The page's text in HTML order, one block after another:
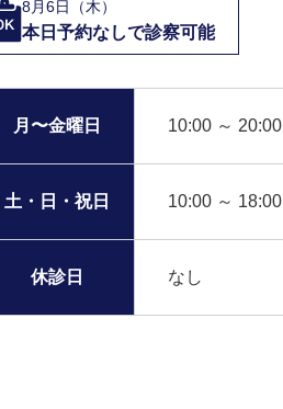
8月6日（木）
本日予約なしで診察可能
月〜金曜日 10:00 ～ 20:00
土・日・祝日 10:00 ～ 18:00
休診日 なし